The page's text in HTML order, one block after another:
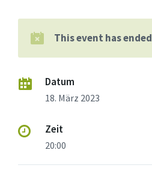
This event has ended
Datum
18. März 2023
Zeit
20:00